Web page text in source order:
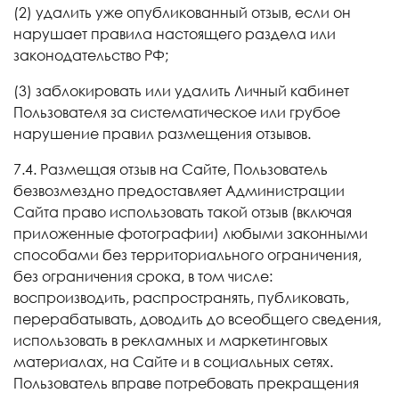
(2) удалить уже опубликованный отзыв, если он
нарушает правила настоящего раздела или
законодательство РФ;
(3) заблокировать или удалить Личный кабинет
Пользователя за систематическое или грубое
нарушение правил размещения отзывов.
7.4. Размещая отзыв на Сайте, Пользователь
безвозмездно предоставляет Администрации
Сайта право использовать такой отзыв (включая
приложенные фотографии) любыми законными
способами без территориального ограничения,
без ограничения срока, в том числе:
воспроизводить, распространять, публиковать,
перерабатывать, доводить до всеобщего сведения,
использовать в рекламных и маркетинговых
материалах, на Сайте и в социальных сетях.
Пользователь вправе потребовать прекращения